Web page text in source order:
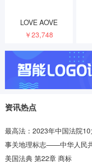
LOVE AOVE
￥23,748
资讯热点
最高法：2023年中国法院
典型知识产权案例
事关地理标志——中华人民
兰西共和国总统马克龙会见
美国法典 第22章 商标